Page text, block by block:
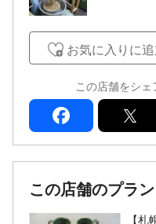
お気に入りに
この店舗をシェ
facebook
この店舗のプラン
【